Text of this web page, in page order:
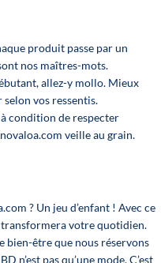
produit passe par un
nos maîtres-mots.
allez-y mollo. Mieux
vos ressentis.
à condition de respecter
veille au grain.
? Un jeu d’enfant ! Avec ce
votre quotidien.
bien-être que nous réservons
n’est pas qu’une mode. C’est